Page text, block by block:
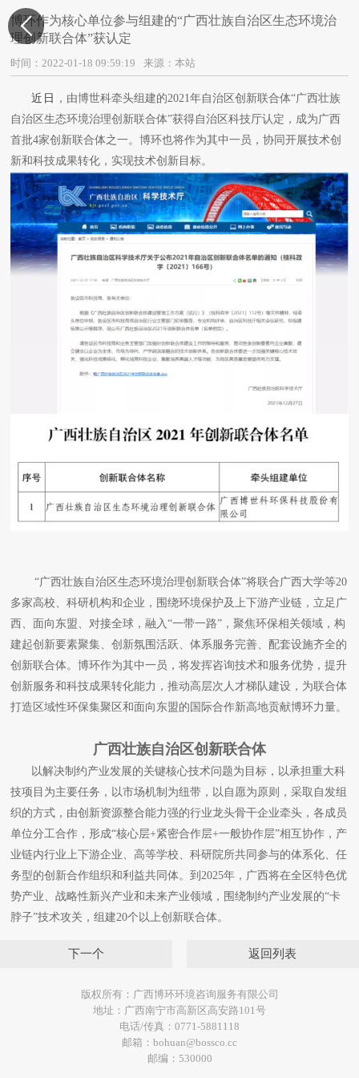

博环作为核心单位参与组建的“广西壮族自治区生态环境治
理创新联合体”获认定
时间：2022-01-18 09:59:19 来源：本站
近日
，由博世科牵头组建的2021年自治区创新联合体“广西壮族
自治区生态环境治理创新联合体”获得自治区科技厅认定，成为广西
首批4家创新联合体之一。博环也将作为其中一员，协同开展技术创
新和科技成果转化，实现技术创新目标。
“广西壮族自治区生态环境治理创新联合体”将联合广西大学等20
多家高校、科研机构和企业，围绕环境保护及上下游产业链，立足广
西、面向东盟、对接全球，融入“一带一路”，聚焦环保相关领域，构
建起创新要素聚集、创新氛围活跃、体系服务完善、配套设施齐全的
创新联合体。博环作为其中一员，将发挥咨询技术和服务优势，提升
创新服务和科技成果转化能力，推动高层次人才梯队建设，为联合体
打造区域性环保集聚区和面向东盟的国际合作新高地贡献博环力量。
广西壮族自治区创新联合体
以解决制约产业发展的关键核心技术问题为目标，以承担重大科
技项目为主要任务，以市场机制为纽带，以自愿为原则，采取自发组
织的方式，由创新资源整合能力强的行业龙头骨干企业牵头，各成员
单位分工合作，形成“核心层+紧密合作层+一般协作层”相互协作，产
业链内行业上下游企业、高等学校、科研院所共同参与的体系化、任
务型的创新合作组织和利益共同体。到2025年，广西将在全区特色优
势产业、战略性新兴产业和未来产业领域，围绕制约产业发展的“卡
脖子”技术攻关，组建20个以上创新联合体。
下一个 返回列表
版权所有：广西博环环境咨询服务有限公司
地址：广西南宁市高新区高安路101号
电话/传真：0771-5881118
邮箱：bohuan@bossco.cc
邮编：530000